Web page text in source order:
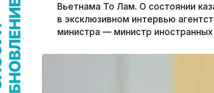
Вьетнама То Лам. О состоянии
в эксклюзивном интервью
министра — министр